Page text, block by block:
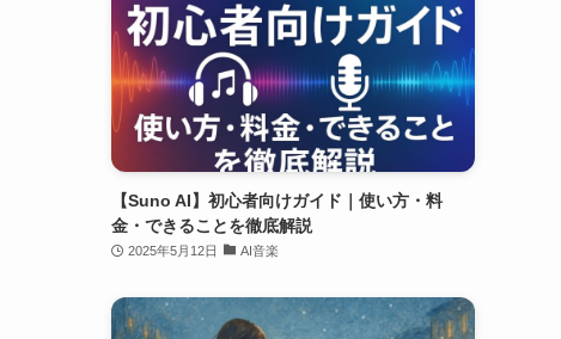
【Suno AI】初心者向けガイド｜使い方・料
金・できることを徹底解説
2025年5月12日 AI音楽